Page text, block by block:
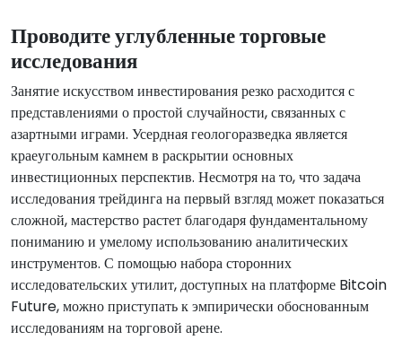
Проводите углубленные торговые
исследования
Занятие искусством инвестирования резко расходится с
представлениями о простой случайности, связанных с
азартными играми. Усердная геологоразведка является
краеугольным камнем в раскрытии основных
инвестиционных перспектив. Несмотря на то, что задача
исследования трейдинга на первый взгляд может показаться
сложной, мастерство растет благодаря фундаментальному
пониманию и умелому использованию аналитических
инструментов. С помощью набора сторонних
исследовательских утилит, доступных на платформе Bitcoin
Future, можно приступать к эмпирически обоснованным
исследованиям на торговой арене.